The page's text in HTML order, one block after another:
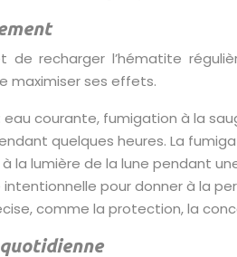
recharger l’hématite
maximiser ses effets.
courante, fumigation à la
quelques heures. La
la lumière de la lune pendant
pour donner à la
comme la protection, la